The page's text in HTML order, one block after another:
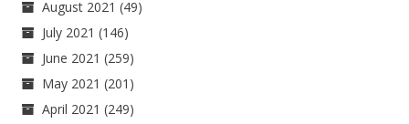
August 2021 (49)
July 2021 (146)
June 2021 (259)
May 2021 (201)
April 2021 (249)